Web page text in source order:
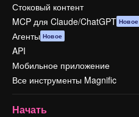
Стоковый контент
MCP для Claude/ChatGPT Новое
Агенты Новое
API
Мобильное приложение
Все инструменты Magnific
Начать